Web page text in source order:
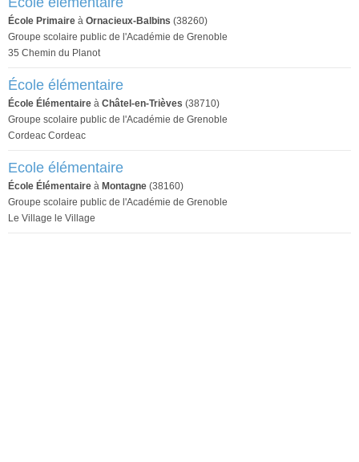
École Primaire à Ornacieux-Balbins (38260)
Groupe scolaire public de l'Académie de Grenoble
35 Chemin du Planot
École élémentaire
École Élémentaire à Châtel-en-Trièves (38710)
Groupe scolaire public de l'Académie de Grenoble
Cordeac Cordeac
Ecole élémentaire
École Élémentaire à Montagne (38160)
Groupe scolaire public de l'Académie de Grenoble
Le Village le Village